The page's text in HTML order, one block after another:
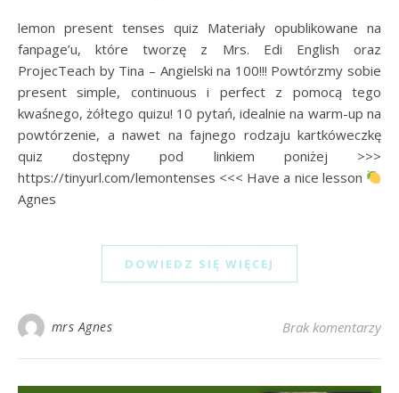
lemon present tenses quiz Materiały opublikowane na
fanpage’u, które tworzę z Mrs. Edi English oraz
ProjecTeach by Tina – Angielski na 100!!! Powtórzmy sobie
present simple, continuous i perfect z pomocą tego
kwaśnego, żółtego quizu! 10 pytań, idealnie na warm-up na
powtórzenie, a nawet na fajnego rodzaju kartkóweczkę
quiz dostępny pod linkiem poniżej >>>
https://tinyurl.com/lemontenses <<< Have a nice lesson
Agnes
DOWIEDZ SIĘ WIĘCEJ
mrs Agnes Brak komentarzy